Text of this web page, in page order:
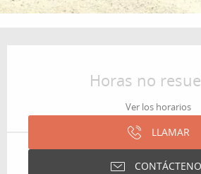
Horas no
Ver los horarios
LLAMAR